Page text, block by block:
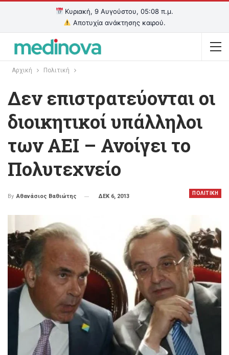
Κυριακή, 9 Αυγούστου, 05:08 π.μ.
Αποτυχία ανάκτησης καιρού.
Αρχική Πολιτική
Δεν επιστρατεύονται οι
διοικητικοί υπάλληλοι
των ΑΕΙ – Ανοίγει το
Πολυτεχνείο
ΠΟΛΙΤΙΚΗ
By Αθανάσιος Βαθιώτης ΔΕΚ 6, 2013